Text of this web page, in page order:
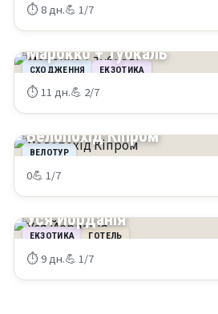
⏱ 8 дн.💪 1/7
СХОДЖЕННЯ ЕКЗОТИКА
МАРОККО
Марокко + Тубкаль
⏱ 11 дн.💪 2/7
ВЕЛОТУР
КІПР
Велопохід Кіпром
0💪 1/7
ЕКЗОТИКА ГОТЕЛЬ
ЙОРДАНІЯ
Уся Йорданія
⏱ 9 дн.💪 1/7